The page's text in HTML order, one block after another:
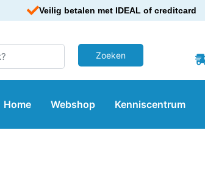
Veilig betalen met IDEAL of creditcard
Home Webshop Kenniscentrum